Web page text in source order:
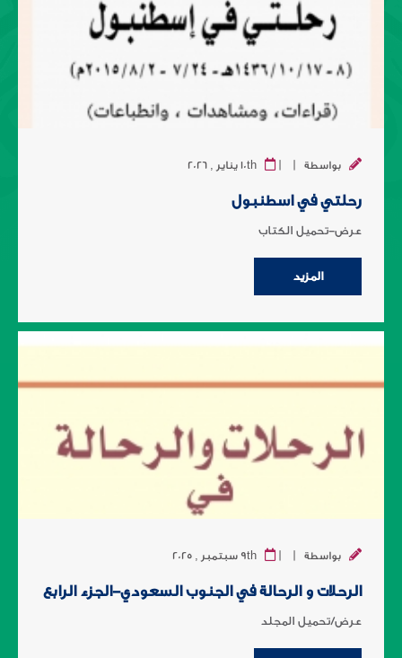
بواسطة |
| 10th يناير , 2026
رحلتي في اسطنبول
عرض-تحميل الكتاب
المزيد
بواسطة |
| 9th سبتمبر , 2025
الرحلات و الرحالة في الجنوب السعودي-الجزء الرابع
عرض/تحميل المجلد